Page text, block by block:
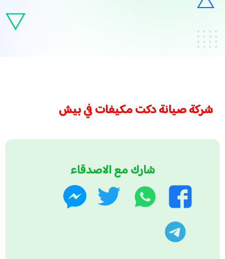
شركة صيانة دكت مكيفات في بيش
شارك مع الاصدقاء
فيسبوك
واتساب تويتر